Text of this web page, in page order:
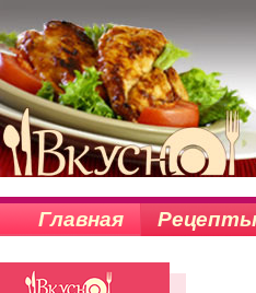
Главная Рецепты